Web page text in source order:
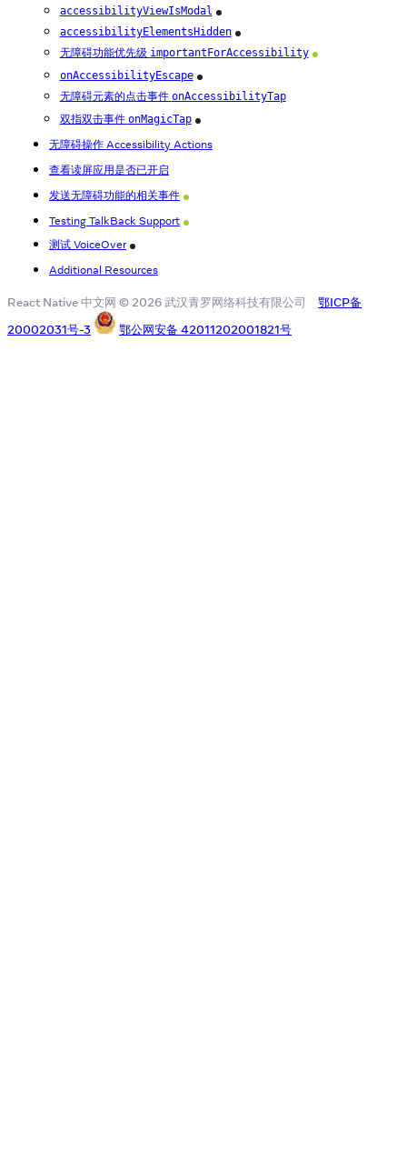
accessibilityViewIsModal iOS
accessibilityElementsHidden iOS
无障碍功能优先级 importantForAccessibility Android
onAccessibilityEscape iOS
无障碍元素的点击事件 onAccessibilityTap
双指双击事件 onMagicTap iOS
无障碍操作 Accessibility Actions
查看读屏应用是否已开启
发送无障碍功能的相关事件 Android
Testing TalkBack Support Android
测试 VoiceOver iOS
Additional Resources
React Native 中文网 © 2026 武汉青罗网络科技有限公司
鄂ICP备
20002031号-3
鄂公网安备 42011202001821号